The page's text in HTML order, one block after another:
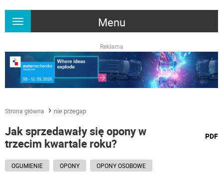
Menu
Rozwiń
Reklama
Strona główna nie przegap
Jak sprzedawały się opony w
trzecim kwartale roku?
PDF
OGUMIENIE OPONY
OPONY OSOBOWE